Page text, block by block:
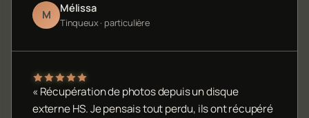
M Mélissa
Tinqueux · particulière
« Récupération de photos depuis un disque
externe HS. Je pensais tout perdu, ils ont récupéré